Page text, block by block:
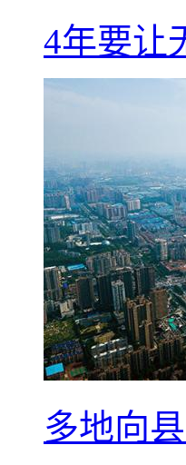
4年要让
多地向